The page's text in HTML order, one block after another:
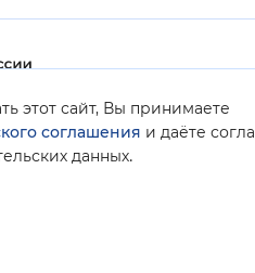
этот сайт, Вы принимаете
соглашения и даёте
данных.
фонд России, 2008-2026